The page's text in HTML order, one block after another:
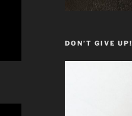
DON’T GIVE UP!